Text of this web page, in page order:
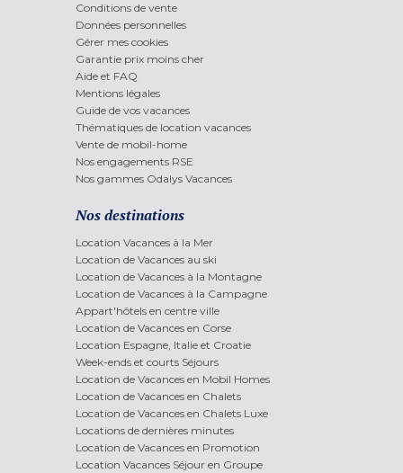
Conditions de vente
Données personnelles
Gérer mes cookies
Garantie prix moins cher
Aide et FAQ
Mentions légales
Guide de vos vacances
Thématiques de location vacances
Vente de mobil-home
Nos engagements RSE
Nos gammes Odalys Vacances
Nos destinations
Location Vacances à la Mer
Location de Vacances au ski
Location de Vacances à la Montagne
Location de Vacances à la Campagne
Appart'hôtels en centre ville
Location de Vacances en Corse
Location Espagne, Italie et Croatie
Week-ends et courts Séjours
Location de Vacances en Mobil Homes
Location de Vacances en Chalets
Location de Vacances en Chalets Luxe
Locations de dernières minutes
Location de Vacances en Promotion
Location Vacances Séjour en Groupe